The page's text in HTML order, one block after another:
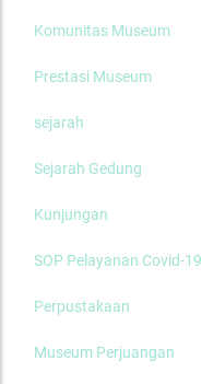
Komunitas Museum
Prestasi Museum
sejarah
Sejarah Gedung
Kunjungan
SOP Pelayanan Covid-19
Perpustakaan
Museum Perjuangan